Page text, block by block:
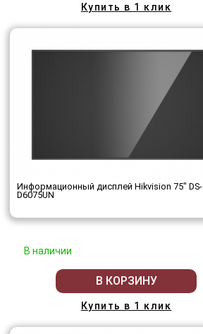
Купить в 1 клик
Информационный дисплей Hikvision 75" DS-
D6075UN
В наличии
В КОРЗИНУ
Купить в 1 клик